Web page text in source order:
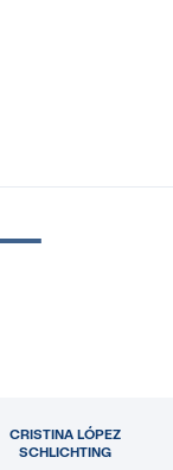
CRISTINA LÓPEZ
SCHLICHTING